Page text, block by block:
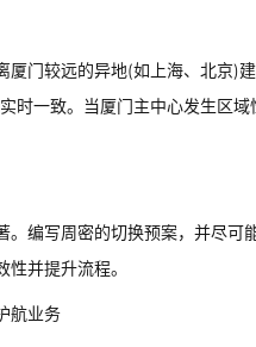
厦门较远的异地(如上海、北京)
时一致。当厦门主中心发生区
。编写周密的切换预案，并尽
并提升流程。
航业务